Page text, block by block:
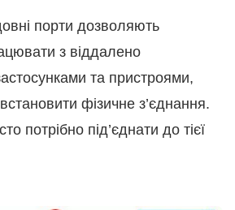
порти дозволяють
з віддалено
та пристроями,
фізичне з’єднання.
потрібно під’єднати до тієї